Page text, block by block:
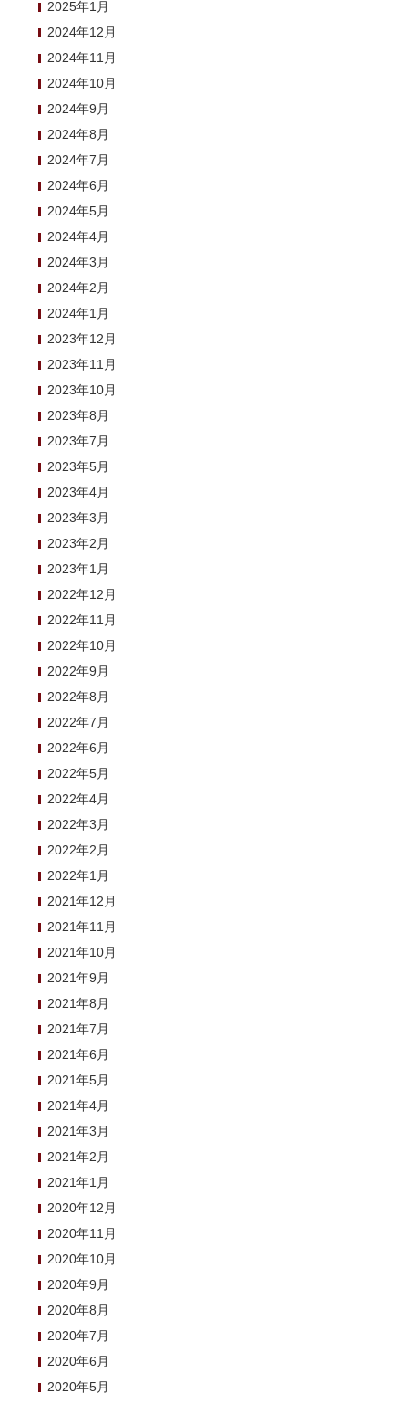
2025年1月
2024年12月
2024年11月
2024年10月
2024年9月
2024年8月
2024年7月
2024年6月
2024年5月
2024年4月
2024年3月
2024年2月
2024年1月
2023年12月
2023年11月
2023年10月
2023年8月
2023年7月
2023年5月
2023年4月
2023年3月
2023年2月
2023年1月
2022年12月
2022年11月
2022年10月
2022年9月
2022年8月
2022年7月
2022年6月
2022年5月
2022年4月
2022年3月
2022年2月
2022年1月
2021年12月
2021年11月
2021年10月
2021年9月
2021年8月
2021年7月
2021年6月
2021年5月
2021年4月
2021年3月
2021年2月
2021年1月
2020年12月
2020年11月
2020年10月
2020年9月
2020年8月
2020年7月
2020年6月
2020年5月